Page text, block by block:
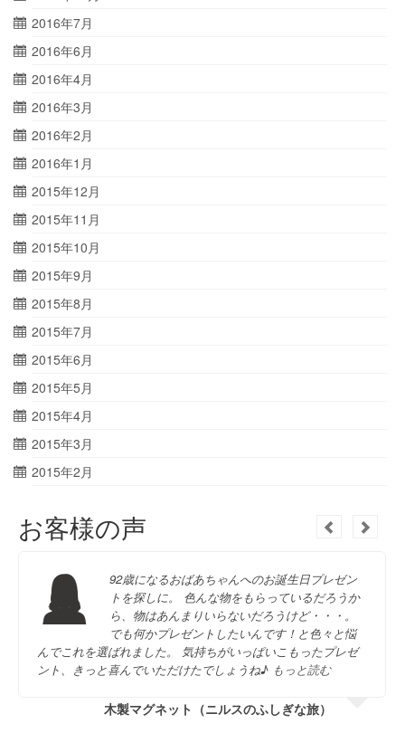
2016年7月
2016年6月
2016年4月
2016年3月
2016年2月
2016年1月
2015年12月
2015年11月
2015年10月
2015年9月
2015年8月
2015年7月
2015年6月
2015年5月
2015年4月
2015年3月
2015年2月
お客様の声
92歳になるおばあちゃんへのお誕生日プレゼン
トを探しに。 色んな物をもらっているだろうか
ら、物はあんまりいらないだろうけど・・・。
でも何かプレゼントしたいんです！と色々と悩
んでこれを選ばれました。 気持ちがいっぱいこもったプレゼ
ント、きっと喜んでいただけたでしょうね♪ もっと読む
木製マグネット（ニルスのふしぎな旅）